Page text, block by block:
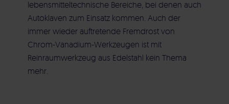
Elektrische Gebäudetechnik
Heizung | Kälte | Lüftung | Sanitär
Nebelgenerator
Aircleaner Med
lebensmitteltechnische Bereiche, bei denen auch
Autoklaven zum Einsatz kommen. Auch der
immer wieder auftretende Fremdrost von
Chrom-Vanadium-Werkzeugen ist mit
Reinraumwerkzeug aus Edelstahl kein Thema
mehr.